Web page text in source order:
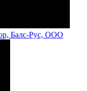
Балс-Рус, ООО